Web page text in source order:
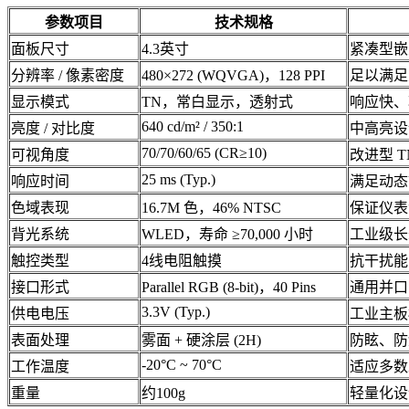
参数项目
技术规格
面板尺寸
4.3英寸
紧凑型
分辨率 / 像素密度
480×272 (WQVGA)，128 PPI
足以满
显示模式
TN，常白显示，透射式
响应快
亮度 / 对比度
640 cd/m² / 350:1
中高亮
可视角度
70/70/60/65 (CR≥10)
改进型
响应时间
25 ms (Typ.)
满足动
色域表现
16.7M 色，46% NTSC
保证仪
背光系统
WLED，寿命 ≥70,000 小时
工业级
触控类型
4线电阻触摸
抗干扰
接口形式
Parallel RGB (8-bit)，40 Pins
通用并
供电电压
3.3V (Typ.)
工业主
表面处理
雾面 + 硬涂层 (2H)
防眩、
工作温度
-20°C ~ 70°C
适应多
重量
约100g 轻量化